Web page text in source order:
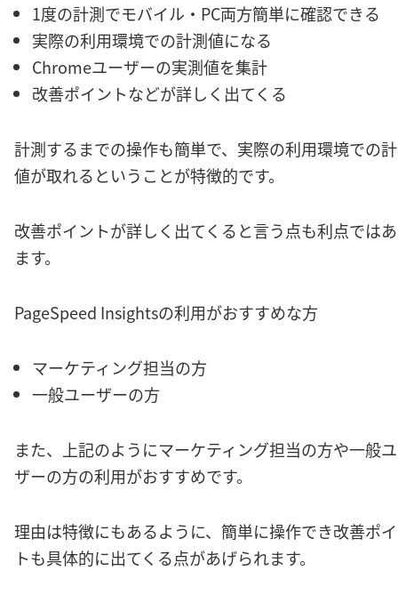
1度の計測でモバイル・PC両方簡単に確認できる
実際の利用環境での計測値になる
Chromeユーザーの実測値を集計
改善ポイントなどが詳しく出てくる
計測するまでの操作も簡単で、実際の利用環境での
値が取れるということが特徴的です。
改善ポイントが詳しく出てくると言う点も利点では
ます。
PageSpeed Insightsの利用がおすすめな方
マーケティング担当の方
一般ユーザーの方
また、上記のようにマーケティング担当の方や一般
ザーの方の利用がおすすめです。
理由は特徴にもあるように、簡単に操作でき改善ポ
トも具体的に出てくる点があげられます。